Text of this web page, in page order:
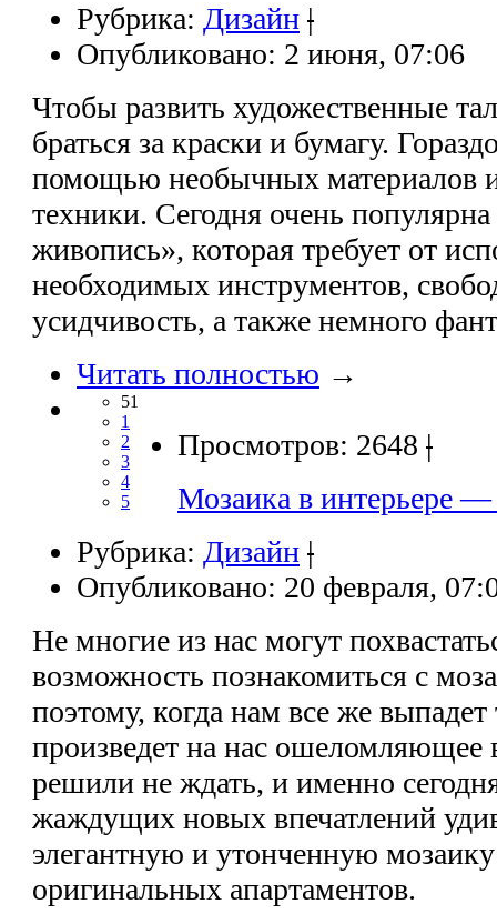
Рубрика: Дизайн |
Опубликовано: 2 июня, 07:06
Чтобы развить художественные
браться за краски и бумагу.
помощью необычных материалов
техники. Сегодня очень
живопись», которая требует от
необходимых инструментов,
усидчивость, а также немного
Читать полностью →
51
1
2
3
4
5
Просмотров: 2648 |
Мозаика в интерьере —
Рубрика: Дизайн |
Опубликовано: 20 февраля,
Не многие из нас могут
возможность познакомиться с
поэтому, когда нам все же
произведет на нас ошеломляющее
решили не ждать, и именно
жаждущих новых впечатлений
элегантную и утонченную мозаику
оригинальных апартаментов.